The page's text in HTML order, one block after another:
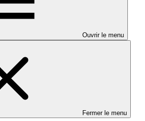
Ouvrir le menu
Fermer le menu